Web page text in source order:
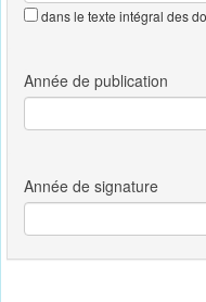
dans le texte intégral des